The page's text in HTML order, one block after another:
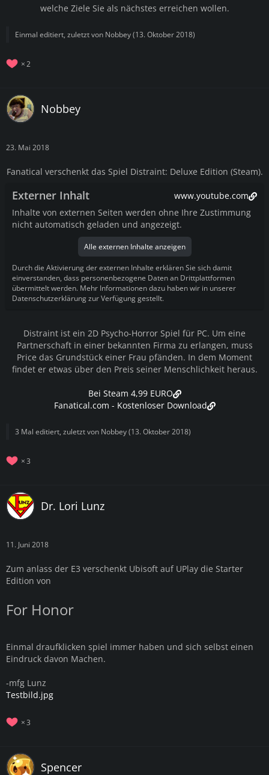
welche Ziele Sie als nächstes erreichen wollen.
Einmal editiert, zuletzt von Nobbey(13. Oktober 2018)
2
Nobbey
23. Mai 2018
Fanatical verschenkt das Spiel Distraint: Deluxe Edition (Steam).
Externer Inhalt
www.youtube.com
Inhalte von externen Seiten werden ohne Ihre Zustimmung
nicht automatisch geladen und angezeigt.
Alle externen Inhalte anzeigen
Durch die Aktivierung der externen Inhalte erklären Sie sich damit
einverstanden, dass personenbezogene Daten an Drittplattformen
übermittelt werden. Mehr Informationen dazu haben wir in unserer
Datenschutzerklärung zur Verfügung gestellt.
Distraint ist ein 2D Psycho-Horror Spiel für PC. Um eine
Partnerschaft in einer bekannten Firma zu erlangen, muss
Price das Grundstück einer Frau pfänden. In dem Moment
findet er etwas über den Preis seiner Menschlichkeit heraus.
Bei Steam 4,99 EURO
Fanatical.com - Kostenloser Download
3 Mal editiert, zuletzt von Nobbey(13. Oktober 2018)
3
Dr. Lori Lunz
11. Juni 2018
Zum anlass der E3 verschenkt Ubisoft auf UPlay die Starter
Edition von
For Honor
Einmal draufklicken spiel immer haben und sich selbst einen
Eindruck davon Machen.
-mfg Lunz
Testbild.jpg
3
Spencer